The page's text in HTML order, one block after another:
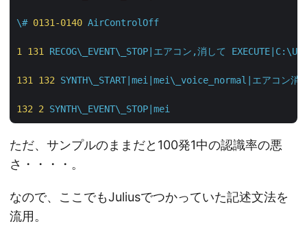
\# 0131 -0140 AirControlOff
1 131 RECOG\_EVENT\_STOP|エアコン,消して
131 132 SYNTH\_START|mei|mei\_voice_normal|エアコン消
132 2 SYNTH\_EVENT\_STOP|mei
ただ、サンプルのままだと100発1中の認識率の悪
さ・・・・。
なので、ここでもJuliusでつかっていた記述文法を
流用。